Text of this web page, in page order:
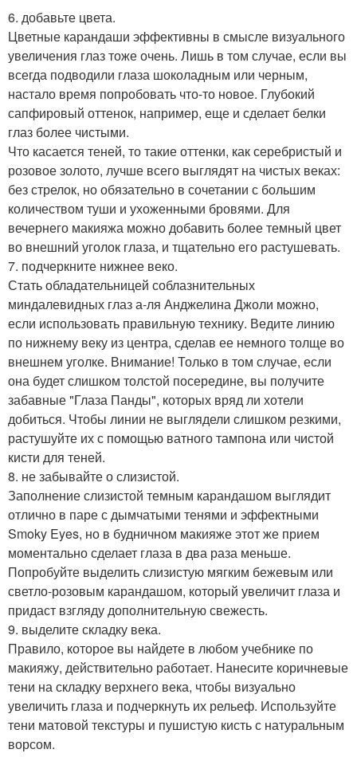
6. добавьте цвета.
Цветные карандаши эффективны в смысле визуального
увеличения глаз тоже очень. Лишь в том случае, если вы
всегда подводили глаза шоколадным или черным,
настало время попробовать что-то новое. Глубокий
сапфировый оттенок, например, еще и сделает белки
глаз более чистыми.
Что касается теней, то такие оттенки, как серебристый и
розовое золото, лучше всего выглядят на чистых веках:
без стрелок, но обязательно в сочетании с большим
количеством туши и ухоженными бровями. Для
вечернего макияжа можно добавить более темный цвет
во внешний уголок глаза, и тщательно его растушевать.
7. подчеркните нижнее веко.
Стать обладательницей соблазнительных
миндалевидных глаз а-ля Анджелина Джоли можно,
если использовать правильную технику. Ведите линию
по нижнему веку из центра, сделав ее немного толще во
внешнем уголке. Внимание! Только в том случае, если
она будет слишком толстой посередине, вы получите
забавные "Глаза Панды", которых вряд ли хотели
добиться. Чтобы линии не выглядели слишком резкими,
растушуйте их с помощью ватного тампона или чистой
кисти для теней.
8. не забывайте о слизистой.
Заполнение слизистой темным карандашом выглядит
отлично в паре с дымчатыми тенями и эффектными
Smoky Eyes, но в будничном макияже этот же прием
моментально сделает глаза в два раза меньше.
Попробуйте выделить слизистую мягким бежевым или
светло-розовым карандашом, который увеличит глаза и
придаст взгляду дополнительную свежесть.
9. выделите складку века.
Правило, которое вы найдете в любом учебнике по
макияжу, действительно работает. Нанесите коричневые
тени на складку верхнего века, чтобы визуально
увеличить глаза и подчеркнуть их рельеф. Используйте
тени матовой текстуры и пушистую кисть с натуральным
ворсом.